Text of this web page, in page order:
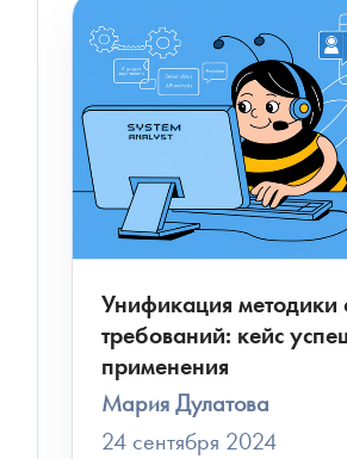
Унификация методики
требований: кейс
применения
Мария Дулатова
24 сентября 2024